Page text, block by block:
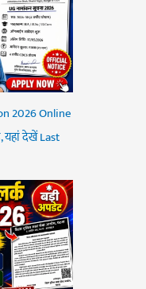
2026 Online
यहां देखें Last